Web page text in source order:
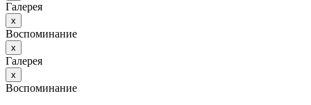
Галерея
х
Воспоминание
х
Галерея
х
Воспоминание